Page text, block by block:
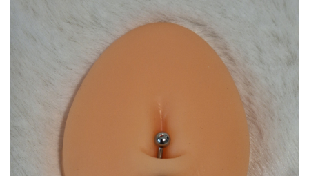
Bijuterii pentru barbati
Bratari
Bijuterii din argint placate cu aur